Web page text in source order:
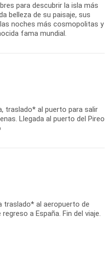
para descubrir la isla más
belleza de su paisaje, sus
noches más cosmopolitas y
fama mundial.
traslado* al puerto para salir
Llegada al puerto del Pireo
traslado* al aeropuerto de